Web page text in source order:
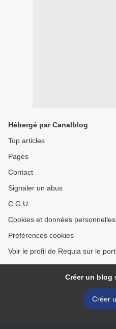
Hébergé par Canalblog
Top articles
Pages
Contact
Signaler un abus
C.G.U.
Cookies et données personnelles
Préférences cookies
Voir le profil de Requia sur le
Créer un blog
Créer